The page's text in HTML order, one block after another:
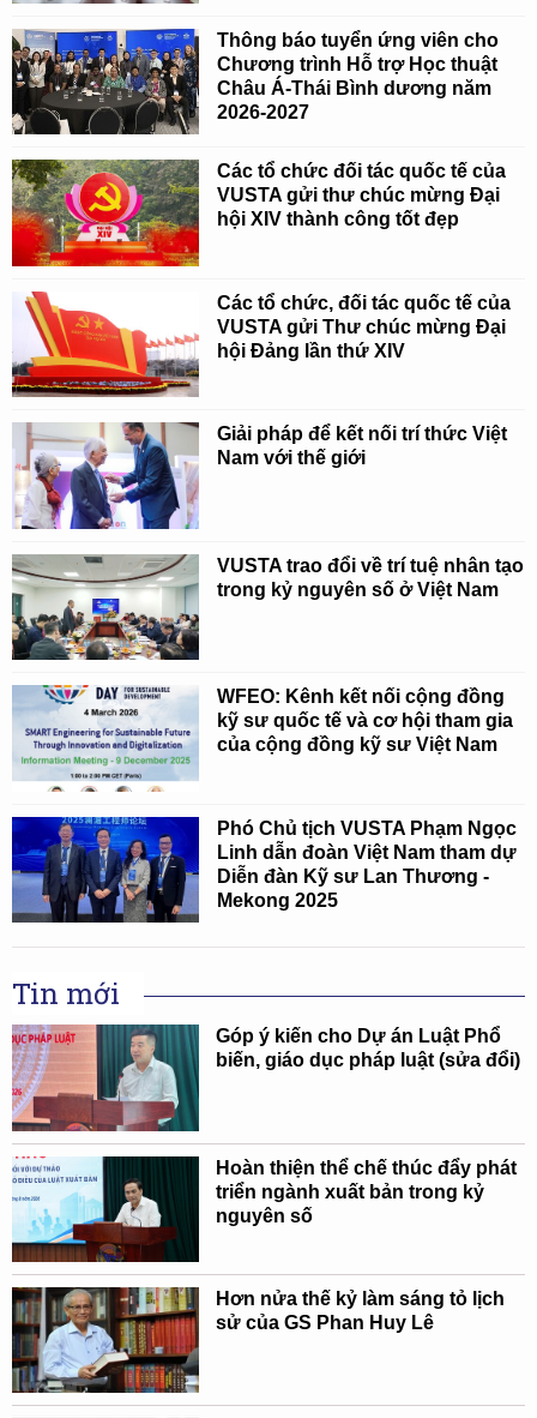
Thông báo tuyển ứng viên cho
Chương trình Hỗ trợ Học thuật
Châu Á-Thái Bình dương năm
2026-2027
Các tổ chức đối tác quốc tế của
VUSTA gửi thư chúc mừng Đại
hội XIV thành công tốt đẹp
Các tổ chức, đối tác quốc tế của
VUSTA gửi Thư chúc mừng Đại
hội Đảng lần thứ XIV
Giải pháp để kết nối trí thức Việt
Nam với thế giới
VUSTA trao đổi về trí tuệ nhân tạo
trong kỷ nguyên số ở Việt Nam
WFEO: Kênh kết nối cộng đồng
kỹ sư quốc tế và cơ hội tham gia
của cộng đồng kỹ sư Việt Nam
Phó Chủ tịch VUSTA Phạm Ngọc
Linh dẫn đoàn Việt Nam tham dự
Diễn đàn Kỹ sư Lan Thương -
Mekong 2025
Tin mới
Góp ý kiến cho Dự án Luật Phổ
biến, giáo dục pháp luật (sửa đổi)
Hoàn thiện thể chế thúc đẩy phát
triển ngành xuất bản trong kỷ
nguyên số
Hơn nửa thế kỷ làm sáng tỏ lịch
sử của GS Phan Huy Lê